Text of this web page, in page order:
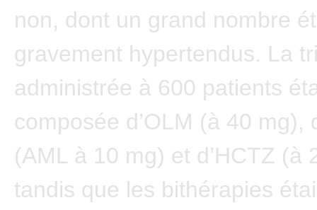
non, dont un grand nombre
gravement hypertendus. La
administrée à 600 patients
composée d’OLM (à 40 mg),
(AML à 10 mg) et d’HCTZ (à
tandis que les bithérapies